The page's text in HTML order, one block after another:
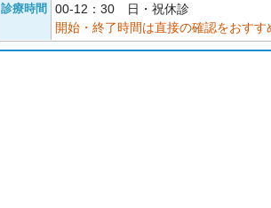
診療時間
00-12：30 日・祝休診
開始・終了時間は直接の確認をおすす